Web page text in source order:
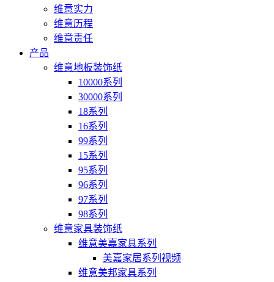
维意实力
维意历程
维意责任
产品
维意地板装饰纸
10000系列
30000系列
18系列
16系列
99系列
15系列
95系列
96系列
97系列
98系列
维意家具装饰纸
维意美嘉家具系列
美嘉家居系列视频
维意美邦家具系列